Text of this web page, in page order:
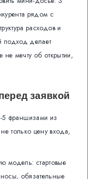
рядом с
расходов и
подход делает
мечту об открытии,
заявкой
5 франшизами из
только цену входа,
модель: стартовые
обязательные